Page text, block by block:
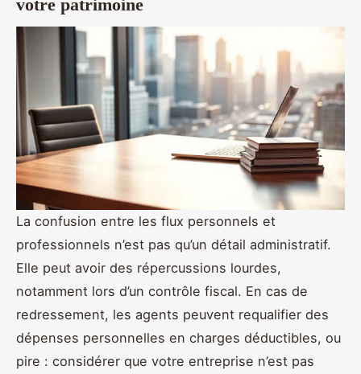
votre patrimoine
La confusion entre les flux personnels et
professionnels n’est pas qu’un détail administratif.
Elle peut avoir des répercussions lourdes,
notamment lors d’un contrôle fiscal. En cas de
redressement, les agents peuvent requalifier des
dépenses personnelles en charges déductibles, ou
pire : considérer que votre entreprise n’est pas